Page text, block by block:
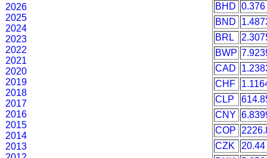
2026
2025
2024
2023
2022
2021
2020
2019
2018
2017
2016
2015
2014
2013
BHD 0.376
BND
BRL
BWP
CAD
CHF
CLP
CNY
COP
CZK
20.44